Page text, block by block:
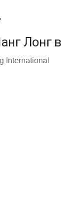
Лонг в
International